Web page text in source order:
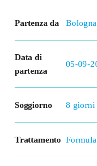
Partenza da Bologna
Data di
partenza
05-09-
Soggiorno 8 giorni
Trattamento